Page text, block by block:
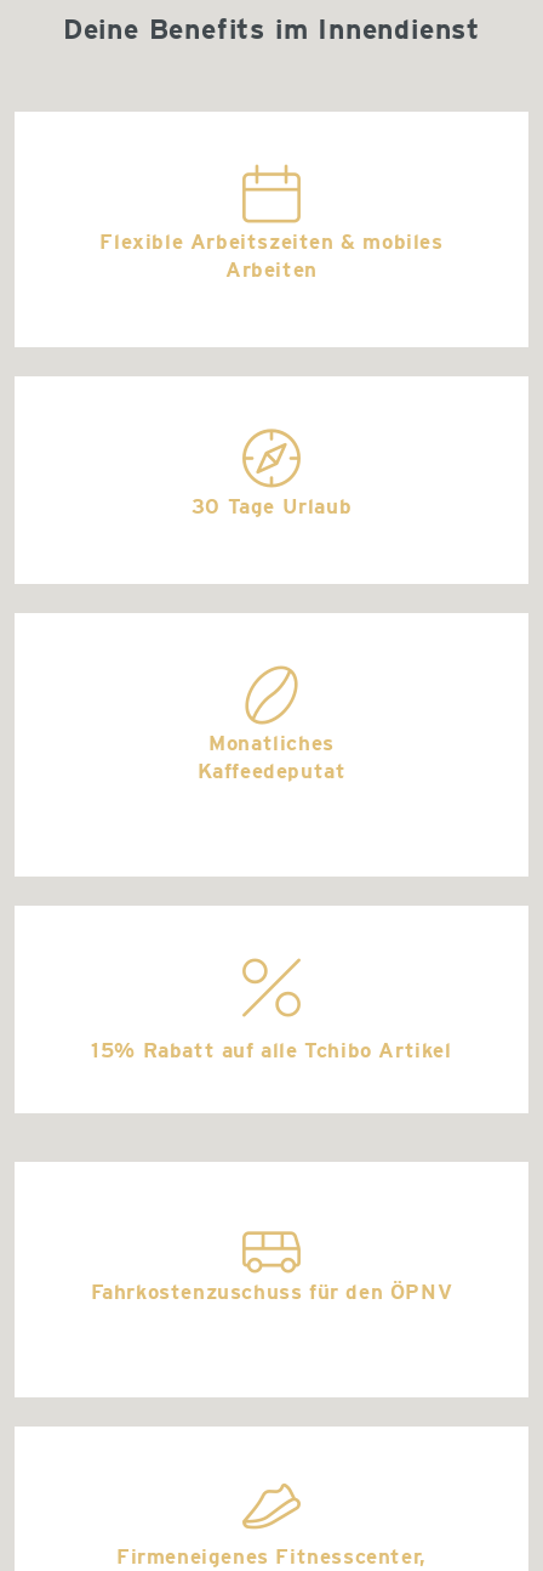
Deine Benefits im Innendienst
calender
Flexible Arbeitszeiten & mobiles
Arbeiten
travel_deals
30 Tage Urlaub
coffee
Monatliches
Kaffeedeputat
discountshop
15% Rabatt auf alle Tchibo Artikel
bus
Fahrkostenzuschuss für den ÖPNV
sport_hobby
Firmeneigenes Fitnesscenter,